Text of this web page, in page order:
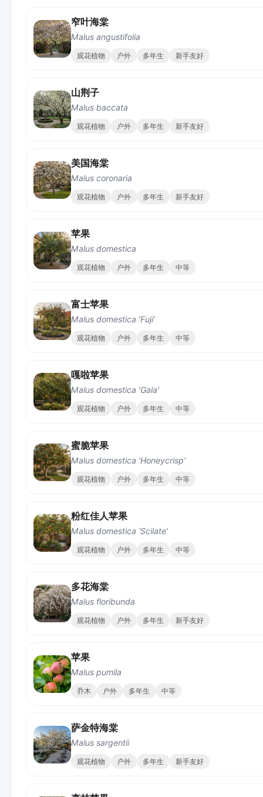
窄叶海棠
Malus angustifolia
观花植物 户外 多年生 新手友好
山荆子
Malus baccata
观花植物 户外 多年生 新手友好
美国海棠
Malus coronaria
观花植物 户外 多年生 新手友好
苹果
Malus domestica
观花植物 户外 多年生 中等
富士苹果
Malus domestica 'Fuji'
观花植物 户外 多年生 中等
嘎啦苹果
Malus domestica 'Gala'
观花植物 户外 多年生 中等
蜜脆苹果
Malus domestica 'Honeycrisp'
观花植物 户外 多年生 中等
粉红佳人苹果
Malus domestica 'Scilate'
观花植物 户外 多年生 中等
多花海棠
Malus floribunda
观花植物 户外 多年生 新手友好
苹果
Malus pumila
乔木 户外 多年生 中等
萨金特海棠
Malus sargentii
观花植物 户外 多年生 新手友好